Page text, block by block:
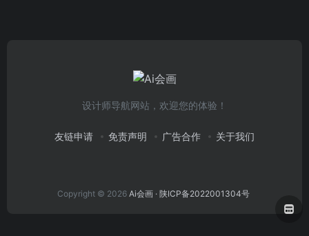
设计师导航网站，欢迎您的体验！
友链申请 免责声明 广告合作 关于我们
Copyright © 2026 Ai会画 · 陕ICP备2022001304号